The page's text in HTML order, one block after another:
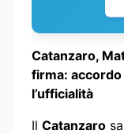
Catanzaro,
firma: accordo
l’ufficialità
Il Catanzaro